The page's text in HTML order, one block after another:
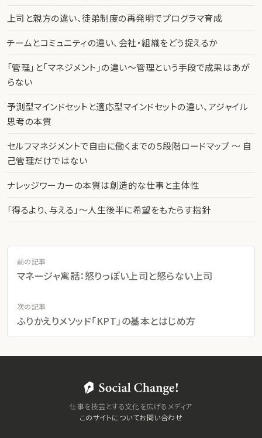
上司と親方の違い、徒弟制度の再発明でプログラマ育成
チームとコミュニティの違い、会社・組織をどう捉えるか
「管理」と「マネジメント」の違い〜管理という手段で成果はあが
らない
予測型マインドセットと適応型マインドセットの違い、アジャイル
思考の本質
セルフマネジメントで自由に働くまでの５段階ロードマップ 〜 自
己管理だけではない
ナレッジワーカーの本質は創造的な仕事と主体性
「得るより、与える」〜人生後半に希望をもたらす指針
前の記事
マネージャ寓話：怒りっぽい上司と怒らない上司
次の記事
ふりかえりメソッド「KPT」の基本とはじめ方
仕事を技芸とする文化を広げるメディア
このサイトについてお問い合わせ